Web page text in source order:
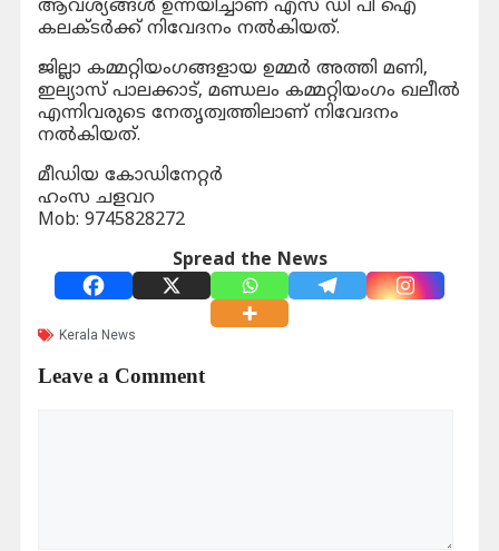
ആവശ്യങ്ങൾ ഉന്നയിച്ചാണ് എസ് ഡി പി ഐ
കലക്ടർക്ക് നിവേദനം നൽകിയത്.
ജില്ലാ കമ്മറ്റിയംഗങ്ങളായ ഉമ്മർ അത്തി മണി,
ഇല്യാസ് പാലക്കാട്, മണ്ഡലം കമ്മറ്റിയംഗം ഖലീൽ
എന്നിവരുടെ നേതൃത്വത്തിലാണ് നിവേദനം
നൽകിയത്.
മീഡിയ കോഡിനേറ്റർ
ഹംസ ചളവറ
Mob: 9745828272
Spread the News
Kerala News
Leave a Comment